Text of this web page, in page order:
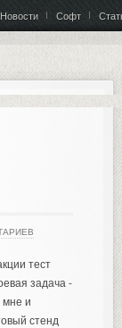
Новости Софт
тест
задача -
мне и
стенд